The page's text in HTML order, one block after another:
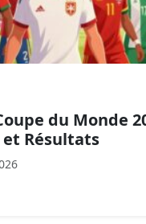
du Monde
Résultats